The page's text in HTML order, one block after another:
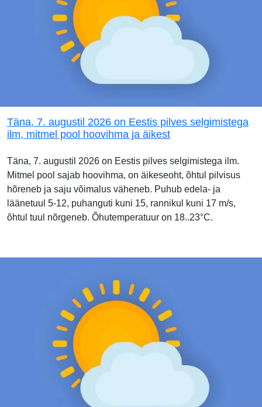
Täna, 7. augustil 2026 on Eestis pilves selgimistega
ilm, mitmel pool hoovihma ja äikest
Täna, 7. augustil 2026 on Eestis pilves selgimistega ilm.
Mitmel pool sajab hoovihma, on äikeseoht, õhtul pilvisus
hõreneb ja saju võimalus väheneb. Puhub edela- ja
läänetuul 5-12, puhanguti kuni 15, rannikul kuni 17 m/s,
õhtul tuul nõrgeneb. Õhutemperatuur on 18..23°C.